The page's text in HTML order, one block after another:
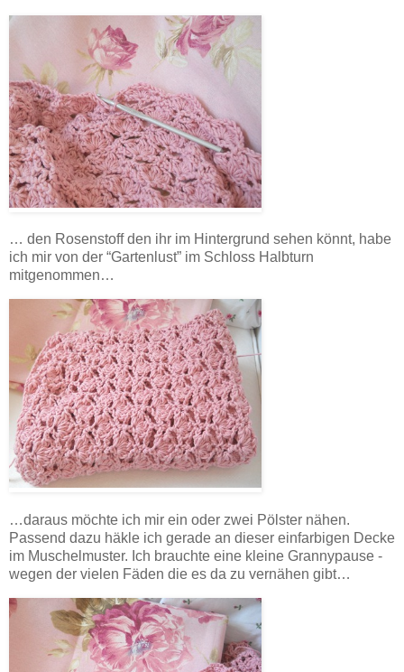
… den Rosenstoff den ihr im Hintergrund sehen könnt, habe
ich mir von der “Gartenlust” im Schloss Halbturn
mitgenommen…
…daraus möchte ich mir ein oder zwei Pölster nähen.
Passend dazu häkle ich gerade an dieser einfarbigen Decke
im Muschelmuster. Ich brauchte eine kleine Grannypause -
wegen der vielen Fäden die es da zu vernähen gibt…